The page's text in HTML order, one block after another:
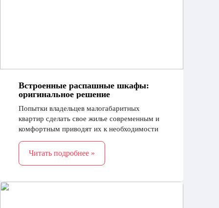
Встроенные распашные шкафы:
оригинальное решение
Попытки владельцев малогабаритных
квартир сделать свое жилье современным и
комфортным приводят их к необходимости
установки встроенных распашных шкафов,
изготовленных на заказ
Читать подробнее »